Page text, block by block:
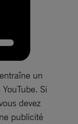
un
Si
devez
publicité